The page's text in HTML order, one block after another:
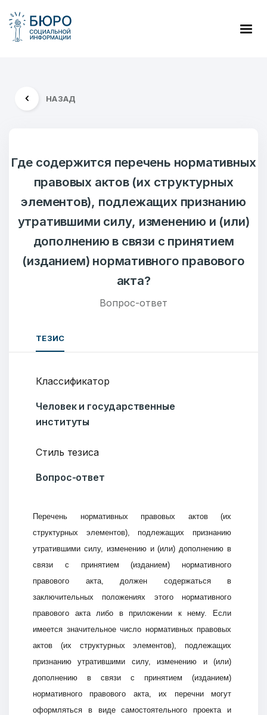
НАЗАД
Где содержится перечень нормативных
правовых актов (их структурных
элементов), подлежащих признанию
утратившими силу, изменению и (или)
дополнению в связи с принятием
(изданием) нормативного правового
акта?
Вопрос-ответ
ТЕЗИС
Классификатор
Человек и государственные
институты
Стиль тезиса
Вопрос-ответ
Перечень нормативных правовых актов (их
структурных элементов), подлежащих признанию
утратившими силу, изменению и (или) дополнению в
связи с принятием (изданием) нормативного
правового акта, должен содержаться в
заключительных положениях этого нормативного
правового акта либо в приложении к нему. Если
имеется значительное число нормативных правовых
актов (их структурных элементов), подлежащих
признанию утратившими силу, изменению и (или)
дополнению в связи с принятием (изданием)
нормативного правового акта, их перечни могут
оформляться в виде самостоятельного проекта и